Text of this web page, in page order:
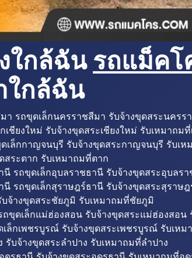
ใกล้ฉัน รถแม็คโ
ใกล้ฉัน
รถขุดเล็กนครราชสีมา รับจ้างขุดสระนคร
ชียงใหม่ รับจ้างขุดสระเชียงใหม่ รับเหมาถมที่
ล็กกาญจนบุรี รับจ้างขุดสระกาญจนบุรี รับเ
สระตาก รับเหมาถมที่ตาก
รถขุดเล็กอุบลราชธานี รับจ้างขุดสระอุบลร
รถขุดเล็กสุราษฎร์ธานี รับจ้างขุดสระสุราษ
จ้างขุดสระชัยภูมิ รับเหมาถมที่ชัยภูมิ
ขุดเล็กแม่ฮ่องสอน รับจ้างขุดสระแม่ฮ่องสอ
ล็กเพชรบูรณ์ รับจ้างขุดสระเพชรบูรณ์ รับเห
รับจ้างขุดสระลำปาง รับเหมาถมที่ลำปาง